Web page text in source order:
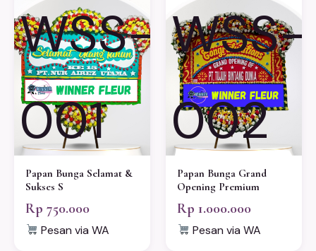
WSS-
001
Papan Bunga Selamat &
Sukses S
Rp 750.000
Pesan via WA
WSS-
002
Papan Bunga Grand
Opening Premium
Rp 1.000.000
Pesan via WA